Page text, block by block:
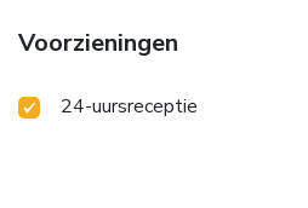
Voorzieningen
24-uursreceptie